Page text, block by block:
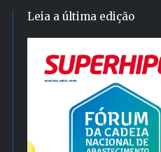
Leia a última edição